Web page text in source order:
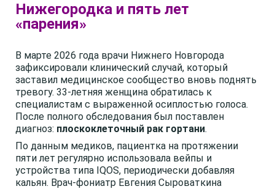
Нижегородка и пять лет
«парения»
В марте 2026 года врачи Нижнего Новгорода
зафиксировали клинический случай, который
заставил медицинское сообщество вновь поднять
тревогу. 33-летняя женщина обратилась к
специалистам с выраженной осиплостью голоса.
После полного обследования был поставлен
диагноз: плоскоклеточный рак гортани.
По данным медиков, пациентка на протяжении
пяти лет регулярно использовала вейпы и
устройства типа IQOS, периодически добавляя
кальян. Врач-фониатр Евгения Сыроваткина